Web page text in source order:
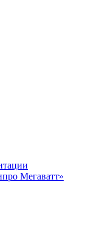
Мегаватт»